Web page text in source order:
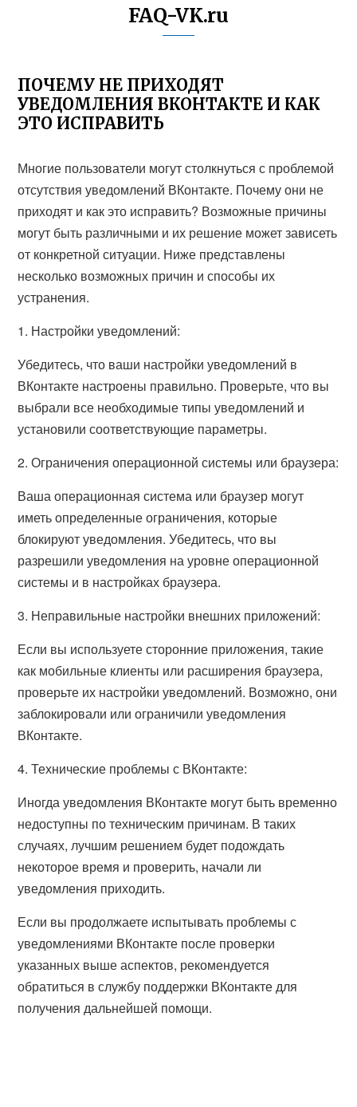
FAQ-VK.ru
ПОЧЕМУ НЕ ПРИХОДЯТ
УВЕДОМЛЕНИЯ ВКОНТАКТЕ И КАК
ЭТО ИСПРАВИТЬ
Многие пользователи могут столкнуться с проблемой
отсутствия уведомлений ВКонтакте. Почему они не
приходят и как это исправить? Возможные причины
могут быть различными и их решение может зависеть
от конкретной ситуации. Ниже представлены
несколько возможных причин и способы их
устранения.
1. Настройки уведомлений:
Убедитесь, что ваши настройки уведомлений в
ВКонтакте настроены правильно. Проверьте, что вы
выбрали все необходимые типы уведомлений и
установили соответствующие параметры.
2. Ограничения операционной системы или браузера:
Ваша операционная система или браузер могут
иметь определенные ограничения, которые
блокируют уведомления. Убедитесь, что вы
разрешили уведомления на уровне операционной
системы и в настройках браузера.
3. Неправильные настройки внешних приложений:
Если вы используете сторонние приложения, такие
как мобильные клиенты или расширения браузера,
проверьте их настройки уведомлений. Возможно, они
заблокировали или ограничили уведомления
ВКонтакте.
4. Технические проблемы с ВКонтакте:
Иногда уведомления ВКонтакте могут быть временно
недоступны по техническим причинам. В таких
случаях, лучшим решением будет подождать
некоторое время и проверить, начали ли
уведомления приходить.
Если вы продолжаете испытывать проблемы с
уведомлениями ВКонтакте после проверки
указанных выше аспектов, рекомендуется
обратиться в службу поддержки ВКонтакте для
получения дальнейшей помощи.